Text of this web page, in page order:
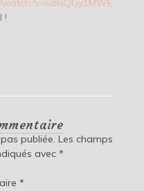
!
publiée. Les champs
avec *
*